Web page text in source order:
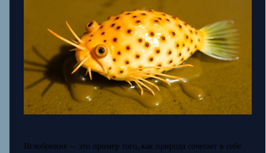
Иглобрюхие — это пример того, как природа сочетает в себе